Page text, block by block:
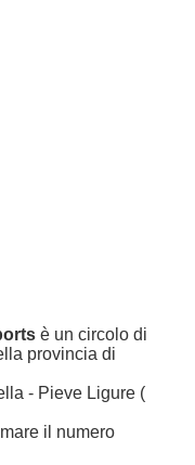
è un circolo di
provincia di
- Pieve Ligure (
il numero